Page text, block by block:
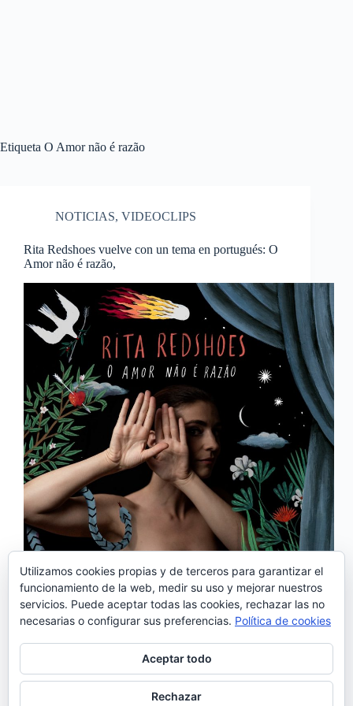
Etiqueta O Amor não é razão
NOTICIAS, VIDEOCLIPS
Rita Redshoes vuelve con un tema en portugués: O
Amor não é razão,
Rita Redshoes prepara nuevo álbum para el año que
viene, pero ya podemos escuchar un adelanto: ‘O
Amor Não É Razão’, tema compuesto por la propia
artista que además de estar cantado en portugués
tiene letra de Pedro da Silva…
Noemí Sánchez
23/10/2019
1 comentario
Utilizamos cookies propias y de terceros para garantizar el
funcionamiento de la web, medir su uso y mejorar nuestros
servicios. Puede aceptar todas las cookies, rechazar las no
necesarias o configurar sus preferencias. Política de cookies
Aceptar todo
Rechazar